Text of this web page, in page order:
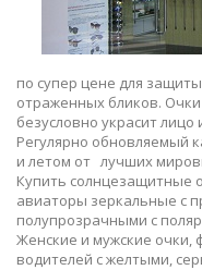
по супер цене для
отраженных бликов.
безусловно украсит лицо
Регулярно обновляемый
и летом от лучших
Купить солнцезащитные
авиаторы зеркальные с
полупрозрачными с
Женские и мужские очки,
водителей с желтыми,